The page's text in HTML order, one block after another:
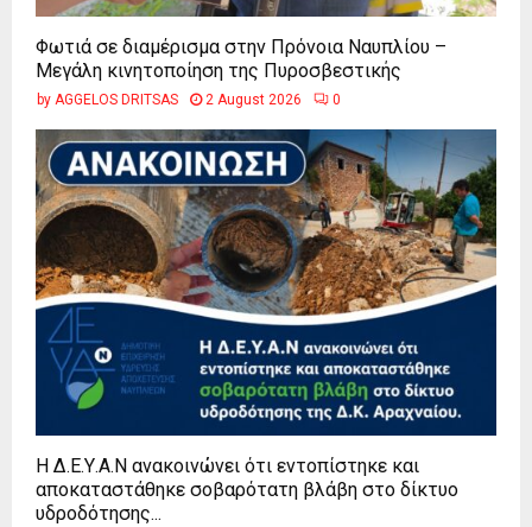
Φωτιά σε διαμέρισμα στην Πρόνοια Ναυπλίου –
Μεγάλη κινητοποίηση της Πυροσβεστικής
by AGGELOS DRITSAS 2 August 2026 0
Η Δ.Ε.Υ.Α.Ν ανακοινώνει ότι εντοπίστηκε και
αποκαταστάθηκε σοβαρότατη βλάβη στο δίκτυο
υδροδότησης...